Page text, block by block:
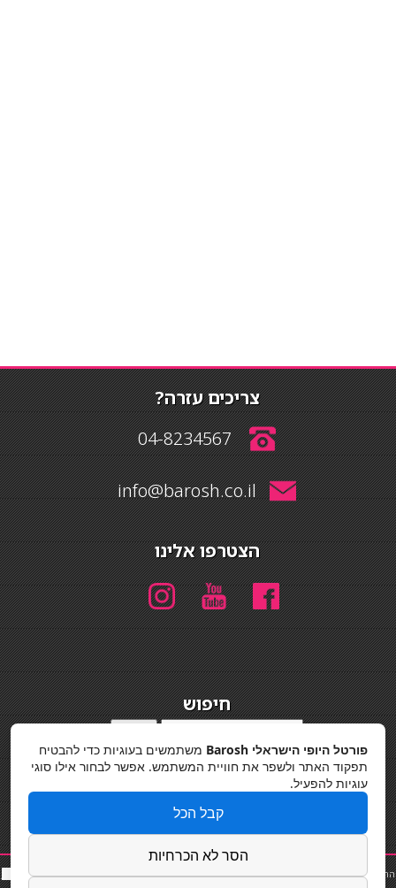
צריכים עזרה?
04-8234567
info@barosh.co.il
הצטרפו אלינו
חיפוש
מדיניות פרטיות
החלקות שיער|תאורה לבית|פאות ותוספות שיער|נייל סטודיו|תוספות שיער|שף פרטי|כ
סאות
פורטל היופי הישראלי Barosh
משתמשים בעוגיות כדי להבטיח
תפקוד האתר ולשפר את חוויית המשתמש. אפשר לבחור אילו סוגי
עוגיות להפעיל.
קבל הכל
הסר לא הכרחיות